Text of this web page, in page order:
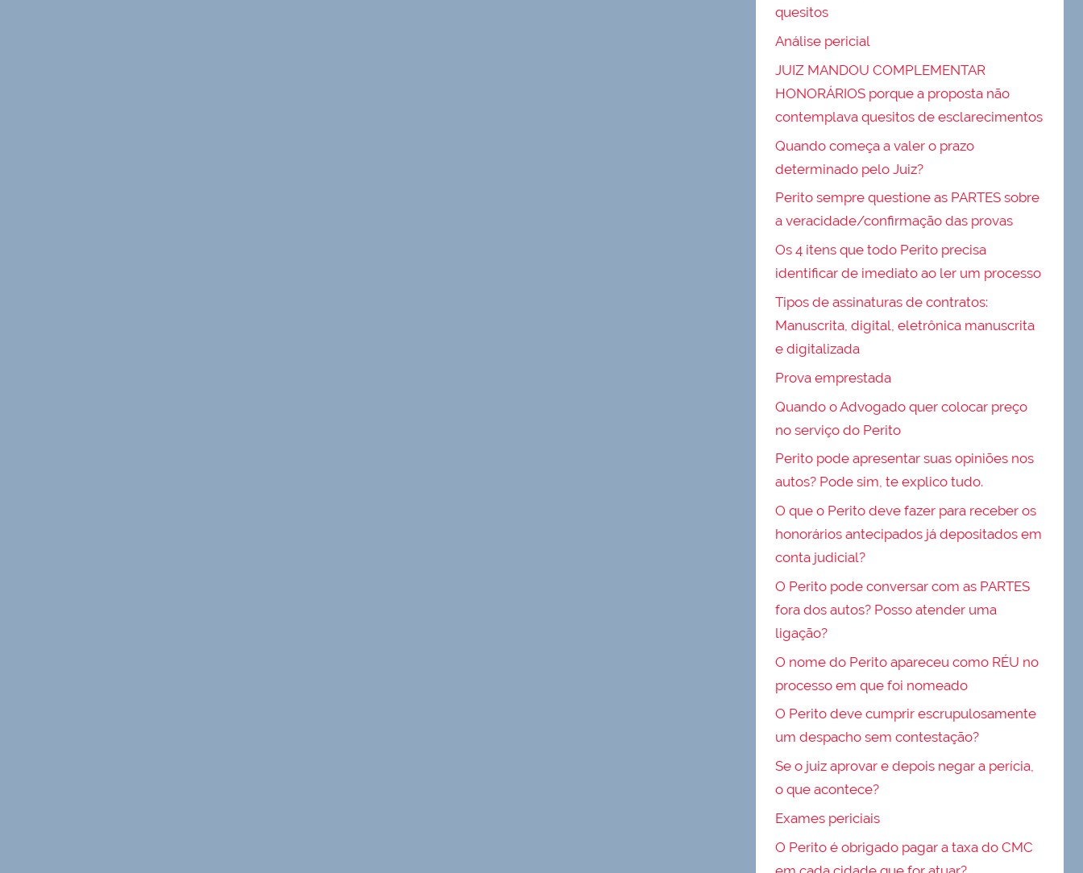
quesitos
Análise pericial
JUIZ MANDOU COMPLEMENTAR
HONORÁRIOS porque a proposta não
contemplava quesitos de esclarecimentos
Quando começa a valer o prazo
determinado pelo Juiz?
Perito sempre questione as PARTES sobre
a veracidade/confirmação das provas
Os 4 itens que todo Perito precisa
identificar de imediato ao ler um processo
Tipos de assinaturas de contratos:
Manuscrita, digital, eletrônica manuscrita
e digitalizada
Prova emprestada
Quando o Advogado quer colocar preço
no serviço do Perito
Perito pode apresentar suas opiniões nos
autos? Pode sim, te explico tudo.
O que o Perito deve fazer para receber os
honorários antecipados já depositados em
conta judicial?
O Perito pode conversar com as PARTES
fora dos autos? Posso atender uma
ligação?
O nome do Perito apareceu como RÉU no
processo em que foi nomeado
O Perito deve cumprir escrupulosamente
um despacho sem contestação?
Se o juiz aprovar e depois negar a perícia,
o que acontece?
Exames periciais
O Perito é obrigado pagar a taxa do CMC